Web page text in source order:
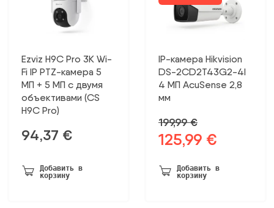
Ezviz H9C Pro 3K Wi-
Fi IP PTZ-камера 5
МП + 5 МП с двумя
объективами (CS
H9C Pro)
94,37 €
Добавить в
корзину
IP-камера Hikvision
DS-2CD2T43G2-4I
4 МП AcuSense 2,8
мм
199,99€
Первоначальная
была:
199,99 €.
125,99 €
125,99 €.
Добавить в
корзину